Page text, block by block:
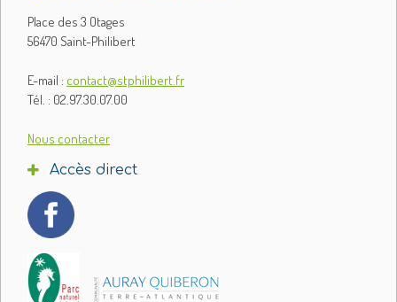
Place des 3 Otages
56470 Saint-Philibert
E-mail : contact@stphilibert.fr
Tél. : 02.97.30.07.00
Nous contacter
Accès direct